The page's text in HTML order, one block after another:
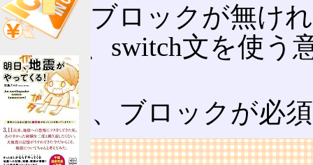
但し、ブロックが無け
いので、switch文を使う
ある。
しかし、ブロックが必
リンク